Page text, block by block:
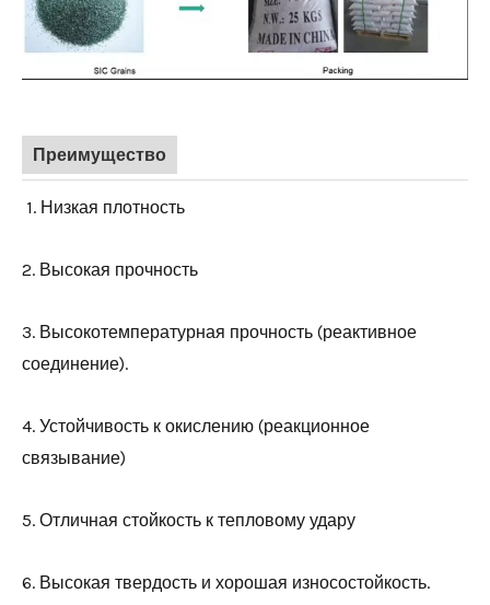
Преимущество
1. Низкая плотность
2. Высокая прочность
3. Высокотемпературная прочность (реактивное
соединение).
4. Устойчивость к окислению (реакционное
связывание)
5. Отличная стойкость к тепловому удару
6. Высокая твердость и хорошая износостойкость.